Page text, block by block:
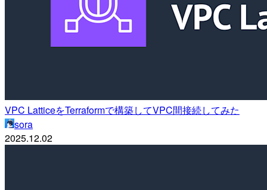
VPC LatticeをTerraformで構築してVPC間接続してみた
sora
2025.12.02